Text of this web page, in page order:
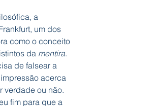
a
um dos
como o conceito
da mentira.
de falsear a
acerca
verdade ou não.
fim para que a